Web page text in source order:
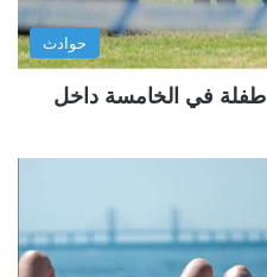
حوادث
يطعن طفلة في الخامسة داخل